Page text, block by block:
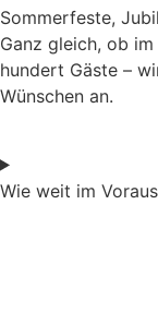
Sommerfeste,
Ganz gleich, ob
hundert Gäste –
Wünschen an.
Wie weit im